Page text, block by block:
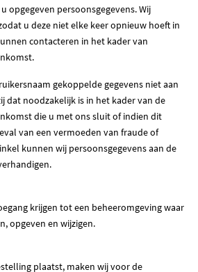
opgegeven persoonsgegevens. Wij
u deze niet elke keer opnieuw hoeft in
contacteren in het kader van
gekoppelde gegevens niet aan
dat noodzakelijk is in het kader van de
die u met ons sluit of indien dit
van een vermoeden van fraude of
kunnen wij persoonsgegevens aan de
krijgen tot een beheeromgeving waar
opgeven en wijzigen.
plaatst, maken wij voor de